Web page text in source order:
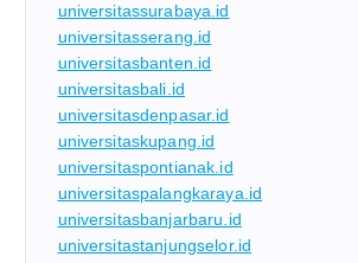
universitassurabaya.id
universitasserang.id
universitasbanten.id
universitasbali.id
universitasdenpasar.id
universitaskupang.id
universitaspontianak.id
universitaspalangkaraya.id
universitasbanjarbaru.id
universitastanjungselor.id